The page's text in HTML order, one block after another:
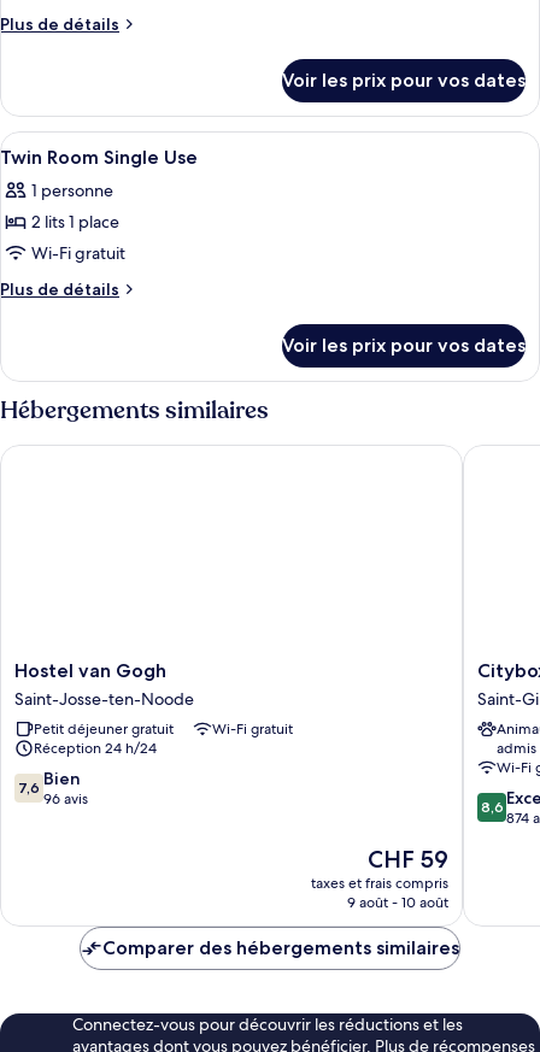
chambre :
Room
Plus de détails
Plus
le
type
de
Twin
Plus
Voir les prix pour vos dates
Afficher
toutes
les
photos
pour
ce
chambre :
Twin
Room
Single
Une chambre à coucher avec un lit,
7
Twin Room Single Use
1 personne
2 lits 1 place
Wi-Fi gratuit
Plus de détails
Plus
le
type
de
chambre
Twin
Voir les prix pour vos dates
Hébergements similaires
Hostel
van
Gogh
Saint-
Josse-
ten-
Noode
Hostel van Gogh
Saint-Josse-ten-Noode
Petit déjeuner gratuit
Wi-Fi gratuit
Réception 24 h/24
7.6
sur
7,6 Bien
96 avis
Le
nouveau
prix
de
CHF 59
taxes et frais compris
9 août - 10 août
Hostel van Gogh
Citybox
Brussels
Centre
Louise
Saint-
Gilles
Saint-
admis
Wi-Fi
8.6
sur
8,6
874
Citybox
Comparer des hébergements similaires
Connectez-vous pour découvrir les réductions et les
avantages dont vous pouvez bénéficier. Plus de récompenses